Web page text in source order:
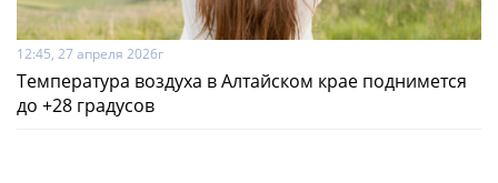
12:45, 27 апреля 2026г
Температура воздуха в Алтайском крае поднимется
до +28 градусов